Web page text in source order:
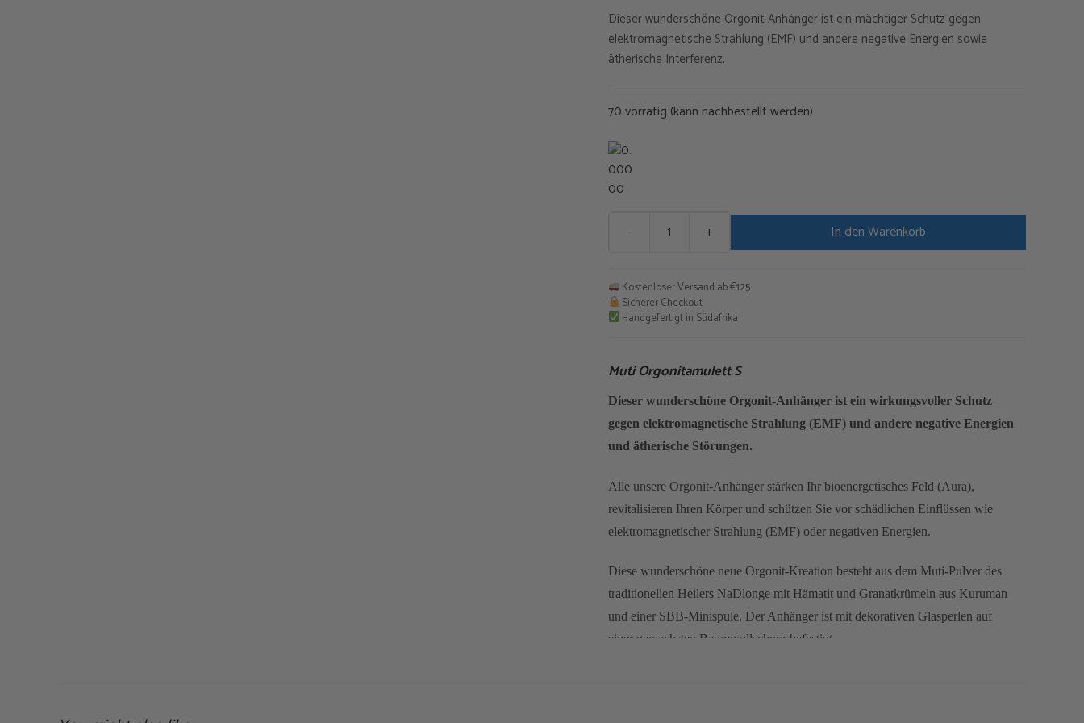
war:
€35,00
ist:
Dieser wunderschöne Orgonit-Anhänger ist ein mächtiger Schutz gegen
elektromagnetische Strahlung (EMF) und andere negative Energien sowie
ätherische Interferenz.
70 vorrätig (kann nachbestellt werden)
-
S
Menge
+ In den Warenkorb
Kostenloser Versand ab €125
Sicherer Checkout
Handgefertigt in Südafrika
Muti Orgonitamulett S
Dieser wunderschöne Orgonit-Anhänger ist ein wirkungsvoller Schutz
gegen elektromagnetische Strahlung (EMF) und andere negative Energien
und ätherische Störungen.
Alle unsere Orgonit-Anhänger stärken Ihr bioenergetisches Feld (Aura),
revitalisieren Ihren Körper und schützen Sie vor schädlichen Einflüssen wie
elektromagnetischer Strahlung (EMF) oder negativen Energien.
Diese wunderschöne neue Orgonit-Kreation besteht aus dem Muti-Pulver des
traditionellen Heilers NaDlonge mit Hämatit und Granatkrümeln aus Kuruman
und einer SBB-Minispule. Der Anhänger ist mit dekorativen Glasperlen auf
einer gewachsten Baumwollschnur befestigt.